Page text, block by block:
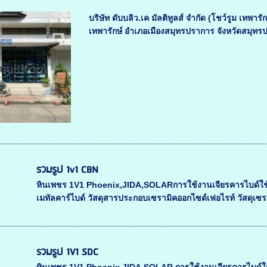
บริษัท ดับบลิว.เค มัลติทูลส์ จำกัด (โชว์รูม เทพารั
เทพารักษ์ อำเภอเมืองสมุทรปราการ จังหวัดสมุทร
รวมรูป 1v1 CBN
หินเพชร 1V1 Phoenix,JIDA,SOLARการใช้งานเจียรคารไบ
เมทัลคาร์ไบด์ วัสดุสารประกอบเซรามิคออกไซด์เฟอไรท์ วัสดุเซ
รวมรูป 1V1 SDC